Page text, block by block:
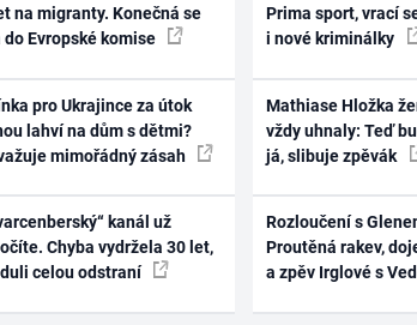
na migranty. Konečná se
Evropské komise
pro Ukrajince za útok
lahví na dům s dětmi?
mimořádný zásah
kanál už
Chyba vydržela 30 let,
celou odstraní
Prima sport, vrací
i nové kriminálky
Mathiase Hložka
vždy uhnaly: Teď
já, slibuje zpěvák
Rozloučení s
Proutěná rakev,
a zpěv Irglové s